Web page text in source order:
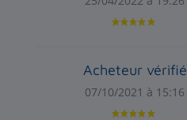
Acheteur vérifié
07/10/2021 à 15:16